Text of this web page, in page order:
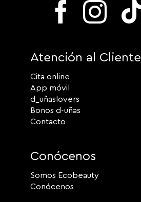
Atención al Cliente
Cita online
App móvil
d_uñaslovers
Bonos d-uñas
Contacto
Conócenos
Somos Ecobeauty
Conócenos